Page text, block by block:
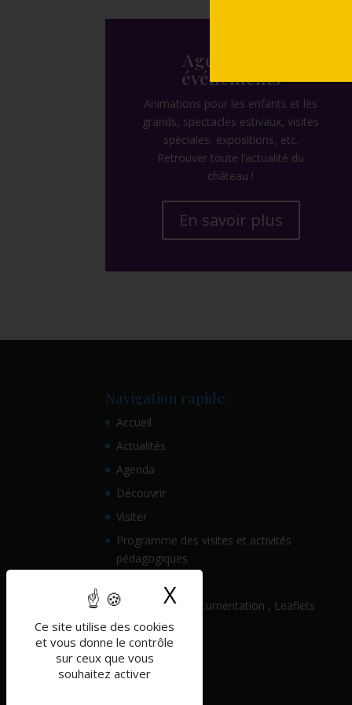
Ce site utilise des cookies
et vous donne le contrôle
sur ceux que vous
souhaitez activer
X Masquer le
Agenda des
événements
Animations pour les enfants et les
grands, spectacles estivaux, visites
spéciales, expositions, etc.
Retrouver toute l’actualité du
château !
En savoir plus
Navigation rapide :
Accueil
Actualités
Agenda
Découvrir
Visiter
Programme des visites et activités
pédagogiques
Ressources , Documentation , Leaflets
Pratique
Partenaires
Contact